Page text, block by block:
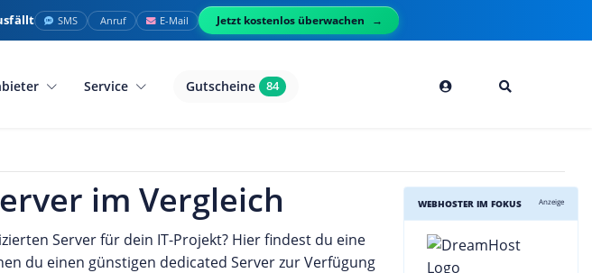
SMS Anruf E-Mail Jetzt kostenlos überwachen
Service Gutscheine 84
im Vergleich
Server für dein IT-Projekt? Hier findest du eine
du einen günstigen dedicated Server zur Verfügung
WEBHOSTER IM FOKUS Anzeige